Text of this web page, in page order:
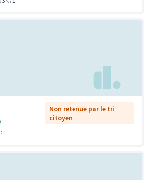
Non retenue par le tri
citoyen
1